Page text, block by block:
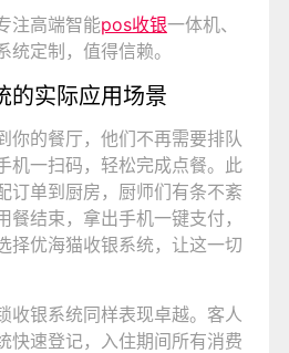
注高端智能pos收银一体机、
定制，值得信赖。
的实际应用场景
你的餐厅，他们不再需要排队
机一扫码，轻松完成点餐。此
订单到厨房，厨师们有条不紊
结束，拿出手机一键支付，
择优海猫收银系统，让这一切
收银系统同样表现卓越。客人
快速登记，入住期间所有消费